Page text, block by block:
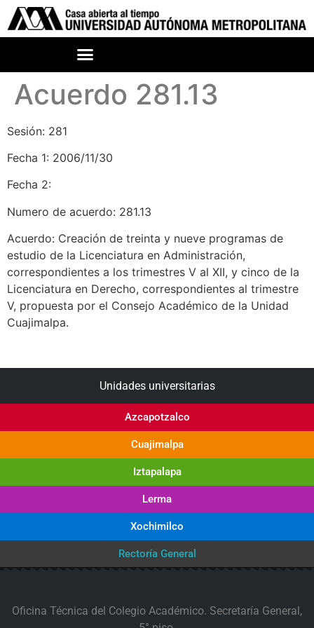
Acuerdo 281.13
Sesión: 281
Fecha 1: 2006/11/30
Fecha 2:
Numero de acuerdo: 281.13
Acuerdo: Creación de treinta y nueve programas de
estudio de la Licenciatura en Administración,
correspondientes a los trimestres V al XII, y cinco de la
Licenciatura en Derecho, correspondientes al trimestre
V, propuesta por el Consejo Académico de la Unidad
Cuajimalpa.
Unidades universitarias
Azcapotzalco
Cuajimalpa
Iztapalapa
Lerma
Xochimilco
Rectoría General
Oficina Técnica del Colegio Académico. Secretaría General,